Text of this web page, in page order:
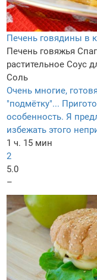
Печень говядины в
Печень говяжья
растительное Соус
Соль
Очень многие,
"подмётку"...
особенность. Я
избежать этого
1 ч. 15 мин
2
5.0
–